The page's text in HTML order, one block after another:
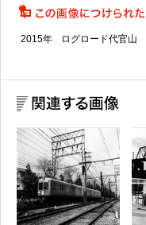
2015年 ログロード代官山